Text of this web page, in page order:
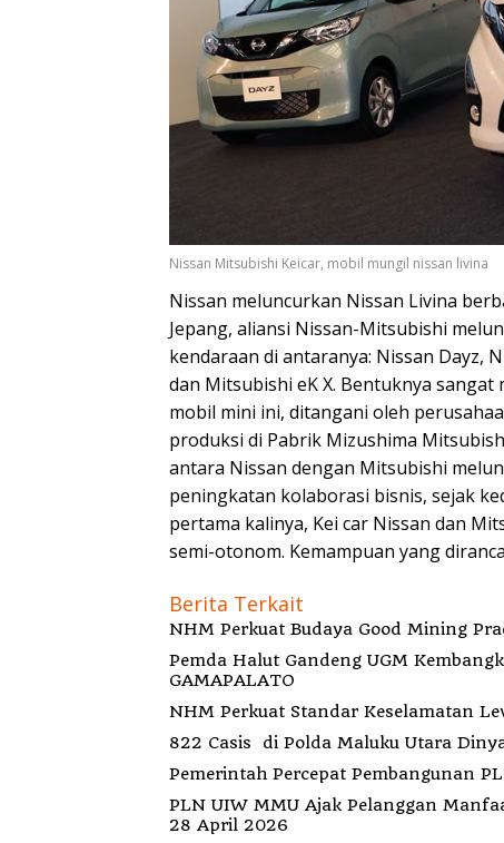
Nissan Mitsubishi Keicar, mobil mungil nissan livina
Nissan meluncurkan Nissan Livina
Jepang, aliansi Nissan-Mitsubishi
kendaraan di antaranya: Nissan Dayz,
dan Mitsubishi eK X. Bentuknya
mobil mini ini, ditangani oleh
produksi di Pabrik Mizushima
antara Nissan dengan Mitsubishi
peningkatan kolaborasi bisnis, sejak
pertama kalinya, Kei car Nissan dan
semi-otonom. Kemampuan yang
Berita Terkait
NHM Perkuat Budaya Good Mining
Pemda Halut Gandeng UGM
GAMAPALATO
NHM Perkuat Standar Keselamatan
822
Pemerintah Percepat Pembangunan
PLN UIW MMU Ajak Pelanggan
28 April 2026